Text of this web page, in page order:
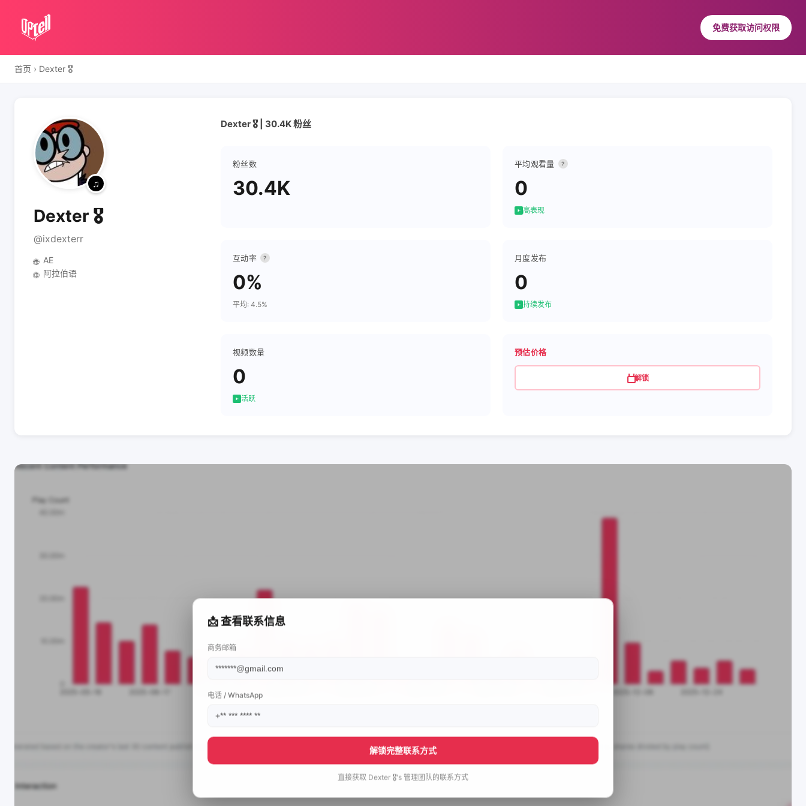
免费获取访问权限
首页 › Dexter 🎖
Dexter 🎖
@ixdexterr
🌐 AE
🌐 阿拉伯语
Dexter 🎖 | 30.4K 粉丝
粉丝数
30.4K
平均观看量 ?
0
高表现
互动率 ?
0%
平均: 4.5%
月度发布
0
持续发布
视频数量
0
活跃
预估价格
解锁
📩 查看联系信息
商务邮箱
电话 / WhatsApp
解锁完整联系方式
直接获取 Dexter 🎖's 管理团队的联系方式